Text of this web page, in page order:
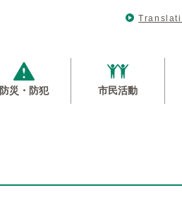
防災・防犯 市民活動